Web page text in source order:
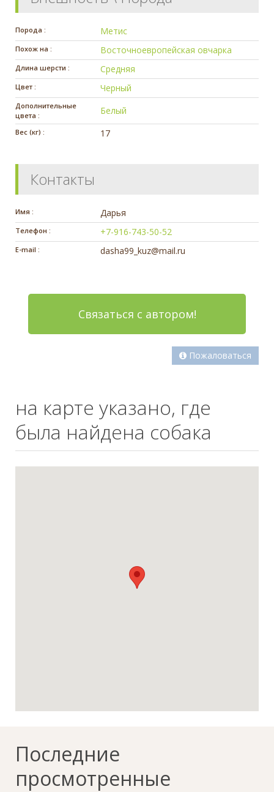
Порода : Метис
Похож на : Восточноевропейская овчарка
Длина шерсти : Средняя
Цвет : Черный
Дополнительные
цвета :
Белый
Вес (кг) : 17
Контакты
Имя : Дарья
Телефон : +7-916-743-50-52
E-mail : dasha99_kuz@mail.ru
Связаться с автором!
Пожаловаться
на карте указано, где
была найдена собака
Последние
просмотренные